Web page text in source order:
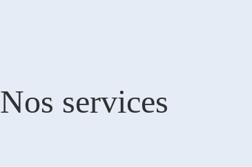
Nos services